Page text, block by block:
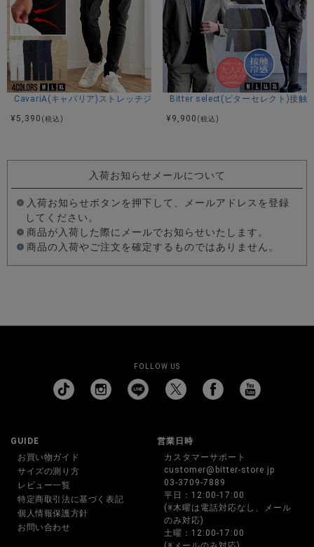
CavariA(キャバリア)ストレッチジョッパーパンツ/全4色
¥ 5,390 (税込)
Bitter select(ビターセレクト)接触
¥ 9,900 (税込)
入荷お知らせメールについて
入荷お知らせボタンを押下して、メールアドレスを登録
してください。
商品が入荷した際にメールでお知らせいたします。
商品の入荷やご注文を確定するものではありません。
FOLLOW US
GUIDE
お買い物ガイド
サイズの測り方
レビュー一覧
特定商取引法に基づく表記
個人情報保護方針
お問い合わせ
営業日時
カスタマーサポート
customer@bitter-store.jp
03-3709-7889
平日：12:00-17:00
(※木曜は電話対応なし、メール
のみ対応)
土曜：12:00-17:00